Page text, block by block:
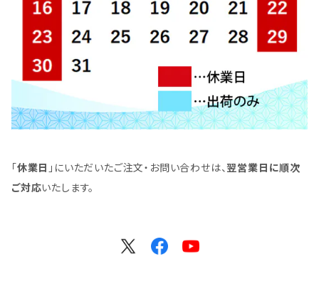
「休業日 」にいただいたご注文・お問い合わせは、翌営業日に順次
ご対応いたします。